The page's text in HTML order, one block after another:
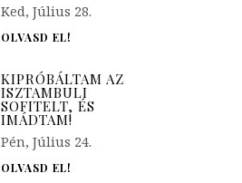
Ked, Július 28.
OLVASD EL!
KIPRÓBÁLTAM AZ
ISZTAMBULI
SOFITELT, ÉS
IMÁDTAM!
Pén, Július 24.
OLVASD EL!